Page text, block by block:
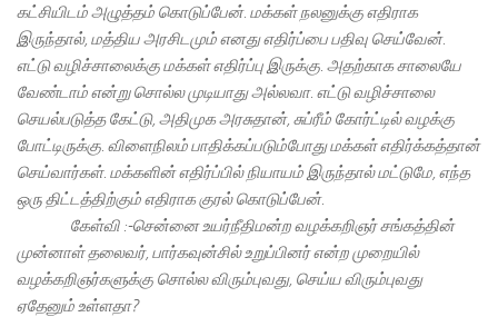
கட்சியிடம் அழுத்தம் கொடுப்பேன். மக்கள் நலனுக்கு எதிராக
இருந்தால், மத்திய அரசிடமும் எனது எதிர்ப்பை பதிவு செய்வேன்.
எட்டு வழிச்சாலைக்கு மக்கள் எதிர்ப்பு இருக்கு. அதற்காக சாலையே
வேண்டாம் என்று சொல்ல முடியாது அல்லவா. எட்டு வழிச்சாலை
செயல்படுத்த கேட்டு, அதிமுக அரசுதான், சுப்ரீம் கோர்ட்டில் வழக்கு
போட்டிருக்கு. விளைநிலம் பாதிக்கப்படும்போது மக்கள் எதிர்க்கத்தான்
செய்வார்கள். மக்களின் எதிர்ப்பில் நியாயம் இருந்தால் மட்டுமே, எந்த
ஒரு திட்டத்திற்கும் எதிராக குரல் கொடுப்பேன்.
கேள்வி :-சென்னை உயர்நீதிமன்ற வழக்கறிஞர் சங்கத்தின்
முன்னாள் தலைவர், பார்கவுன்சில் உறுப்பினர் என்ற முறையில்
வழக்கறிஞர்களுக்கு சொல்ல விரும்புவது, செய்ய விரும்புவது
ஏதேனும் உள்ளதா?